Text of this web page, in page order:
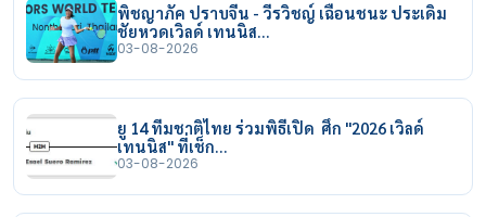
พิชญาภัค ปราบจีน - วีรวิชญ์ เฉือนชนะ ประเดิม
ชัยหวดเวิลด์ เทนนิส…
03-08-2026
ยู 14 ทีมชาติไทย ร่วมพิธีเปิด ศึก "2026 เวิลด์
เทนนิส" ที่เช็ก…
03-08-2026